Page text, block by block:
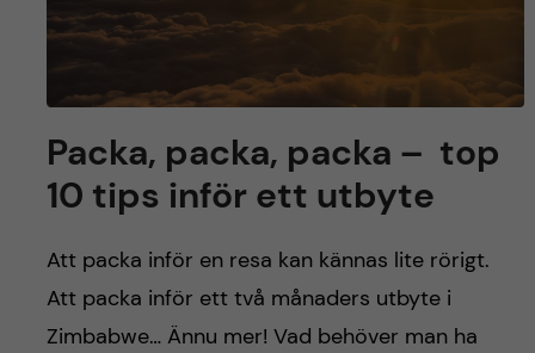
Packa, packa, packa – top
10 tips inför ett utbyte
Att packa inför en resa kan kännas lite rörigt.
Att packa inför ett två månaders utbyte i
Zimbabwe… Ännu mer! Vad behöver man ha